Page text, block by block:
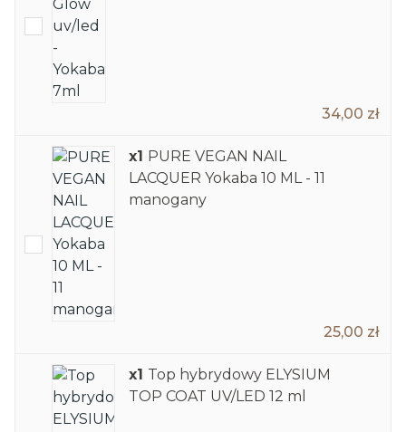
34,00 zł
x1 PURE VEGAN NAIL
LACQUER Yokaba 10 ML - 11
manogany
25,00 zł
x1 Top hybrydowy ELYSIUM
TOP COAT UV/LED 12 ml